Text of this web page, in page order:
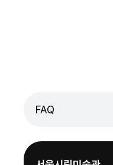
FAQ